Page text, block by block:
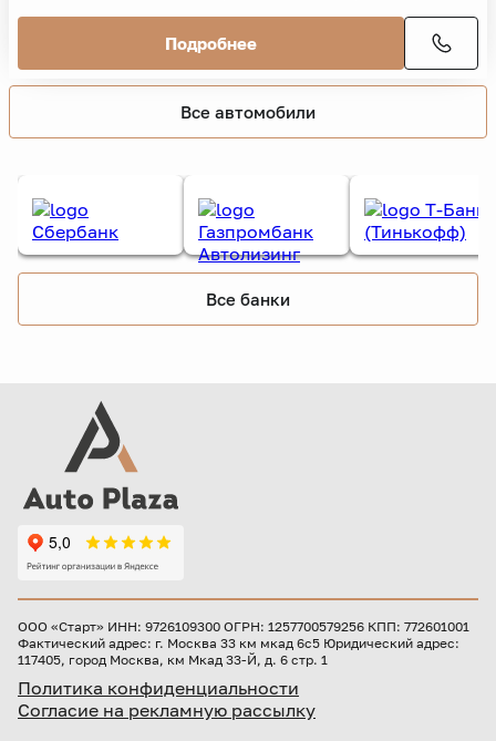
Подробнее
Все автомобили
Все банки
ООО «Старт» ИНН: 9726109300 ОГРН: 1257700579256 КПП: 772601001
Фактический адрес: г. Москва 33 км мкад 6с5 Юридический адрес:
117405, город Москва, км Мкад 33-Й, д. 6 стр. 1
Политика конфиденциальности
Согласие на рекламную рассылку